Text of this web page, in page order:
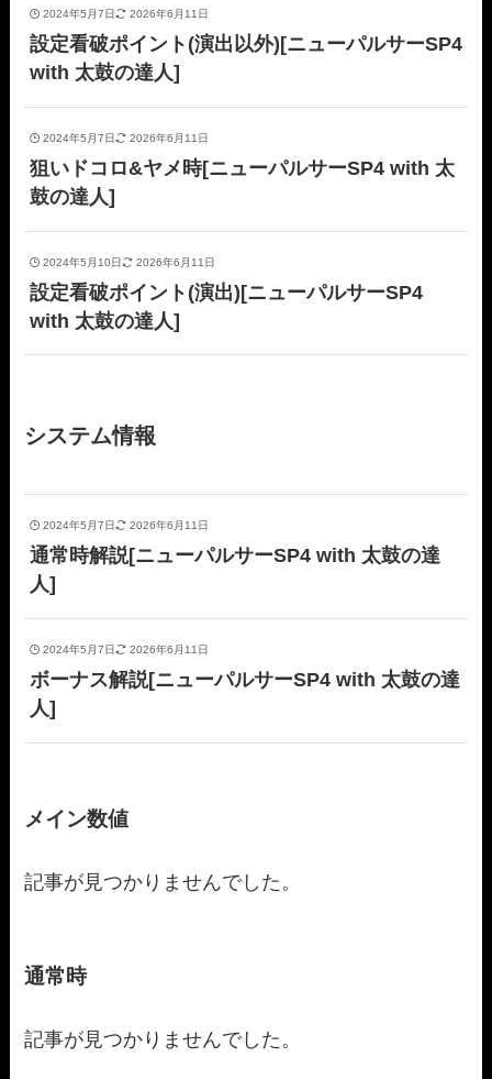
2024年5月7日 2026年6月11日
設定看破ポイント(演出以外)[ニューパルサーSP4
with 太鼓の達人]
2024年5月7日 2026年6月11日
狙いドコロ&ヤメ時[ニューパルサーSP4 with 太
鼓の達人]
2024年5月10日 2026年6月11日
設定看破ポイント(演出)[ニューパルサーSP4
with 太鼓の達人]
システム情報
2024年5月7日 2026年6月11日
通常時解説[ニューパルサーSP4 with 太鼓の達
人]
2024年5月7日 2026年6月11日
ボーナス解説[ニューパルサーSP4 with 太鼓の達
人]
メイン数値
記事が見つかりませんでした。
通常時
記事が見つかりませんでした。